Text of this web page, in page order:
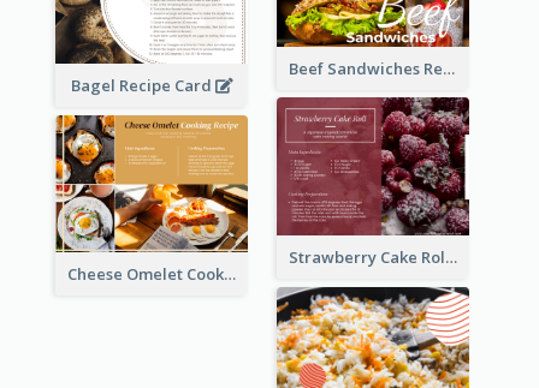
Beef Sandwiches Recipe Card
Bagel Recipe Card
Strawberry Cake Roll Recipe Card
Cheese Omelet Cooking Recipe Card